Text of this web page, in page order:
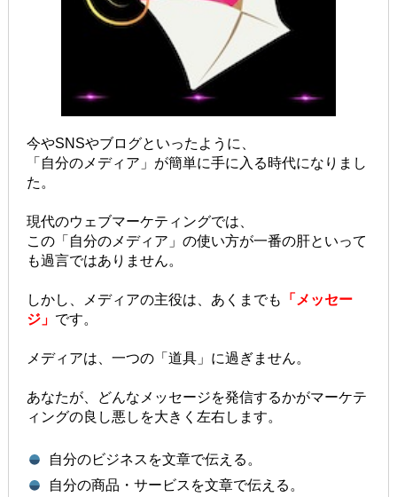
今やSNSやブログといったように、
「自分のメディア」が簡単に手に入る時代になりまし
た。
現代のウェブマーケティングでは、
この「自分のメディア」の使い方が一番の肝といって
も過言ではありません。
しかし、メディアの主役は、あくまでも
「メッセー
ジ」 です。
メディアは、一つの「道具」に過ぎません。
あなたが、どんなメッセージを発信するかがマーケテ
ィングの良し悪しを大きく左右します。
自分のビジネスを文章で伝える。
自分の商品・サービスを文章で伝える。